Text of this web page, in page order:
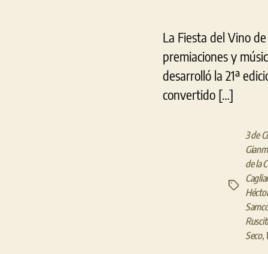
La Fiesta del Vino
premiaciones y
desarrolló la 21ª
convertido […]
Etiquetas
3 de
de la
Seco,